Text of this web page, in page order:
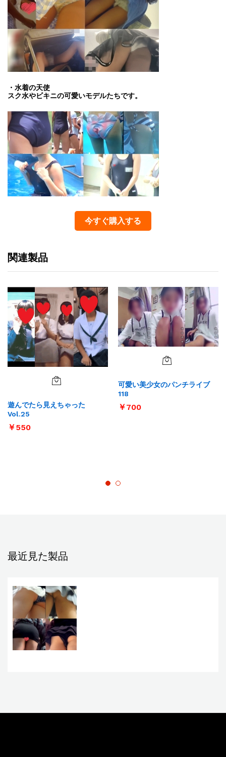
・水着の天使
スク水やビキニの可愛いモデルたちです。
今すぐ購入する
関連製品
遊んでたら見えちゃった
Vol.25
￥550
可愛い美少女のパンチライブ
118
￥700
最近見た製品